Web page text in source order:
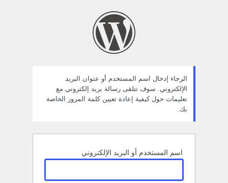
الرجاء إدخال اسم المستخدم أو عنوان البريد
الإلكتروني. سوف تتلقى رسالة بريد إلكتروني مع
تعليمات حول كيفية إعادة تعيين كلمة المرور الخاصة
بك.
اسم المستخدم أو البريد الإلكتروني